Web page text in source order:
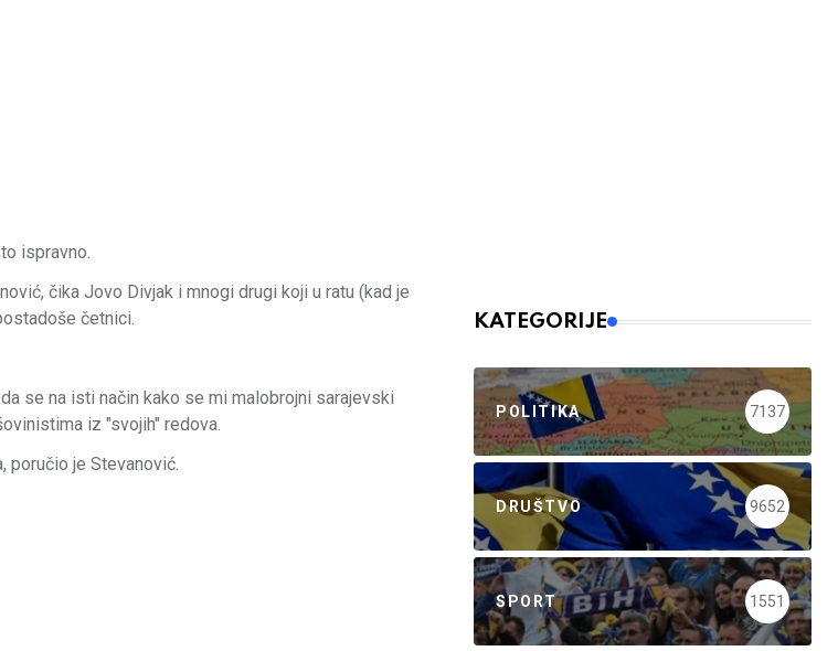
ispravno.
čika Jovo Divjak i mnogi drugi koji u ratu (kad je
četnici.
se na isti način kako se mi malobrojni sarajevski
iz "svojih" redova.
poručio je Stevanović.
KATEGORIJE
POLITIKA 7137
DRUŠTVO 9652
SPORT 1551